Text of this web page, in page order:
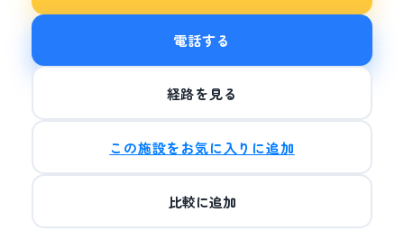
電話する
経路を見る
この施設をお気に入りに追加
比較に追加